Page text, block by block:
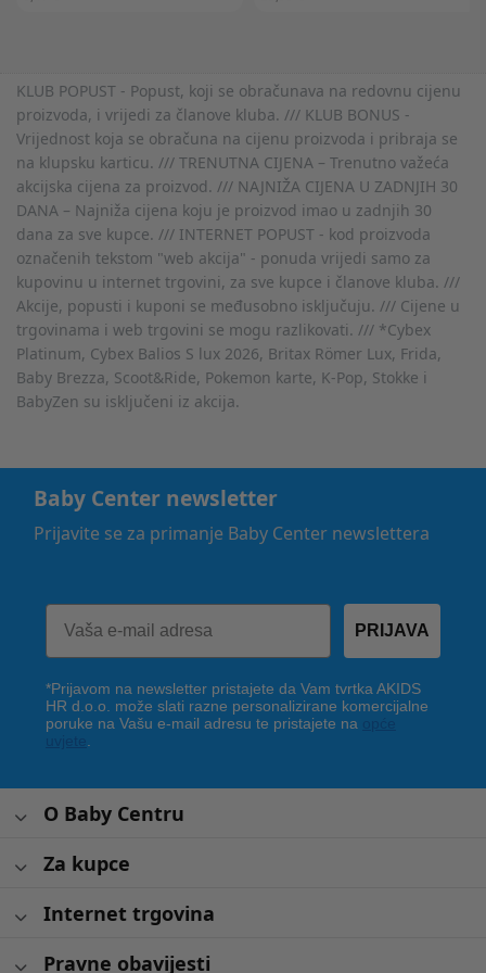
KLUB POPUST - Popust, koji se obračunava na redovnu cijenu
proizvoda, i vrijedi za članove kluba. /// KLUB BONUS -
Vrijednost koja se obračuna na cijenu proizvoda i pribraja se
na klupsku karticu. /// TRENUTNA CIJENA – Trenutno važeća
akcijska cijena za proizvod. /// NAJNIŽA CIJENA U ZADNJIH 30
DANA – Najniža cijena koju je proizvod imao u zadnjih 30
dana za sve kupce. /// INTERNET POPUST - kod proizvoda
označenih tekstom "web akcija" - ponuda vrijedi samo za
kupovinu u internet trgovini, za sve kupce i članove kluba. ///
Akcije, popusti i kuponi se međusobno isključuju. /// Cijene u
trgovinama i web trgovini se mogu razlikovati. /// *Cybex
Platinum, Cybex Balios S lux 2026, Britax Römer Lux, Frida,
Baby Brezza, Scoot&Ride, Pokemon karte, K-Pop, Stokke i
BabyZen su isključeni iz akcija.
Baby Center newsletter
Prijavite se za primanje Baby Center newslettera
PRIJAVA
*Prijavom na newsletter pristajete da Vam tvrtka AKIDS
HR d.o.o. može slati razne personalizirane komercijalne
poruke na Vašu e-mail adresu te pristajete na
O Baby Centru
Za kupce
Internet trgovina
Pravne obavijesti